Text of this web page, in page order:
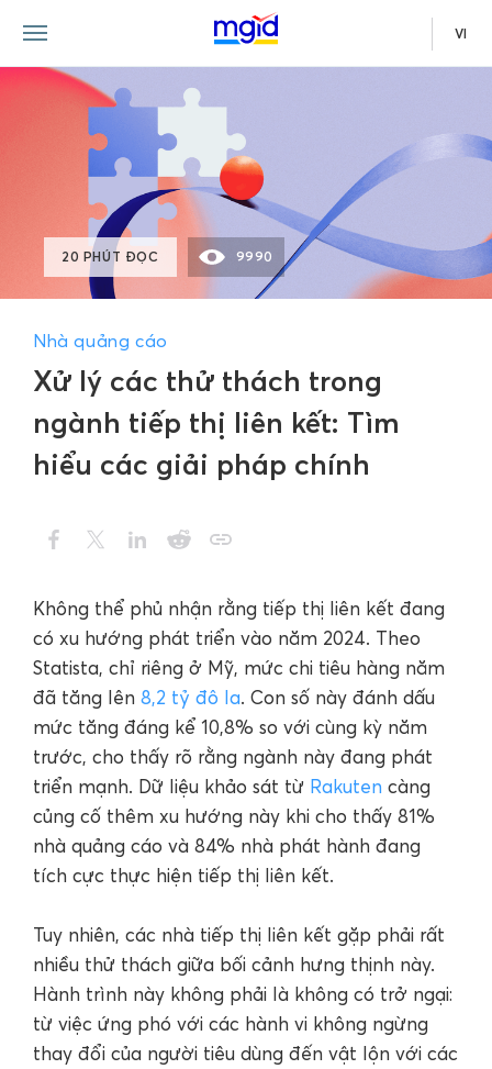
VI
Xử lý các thử thách trong
ngành tiếp thị liên kết: Tìm
hiểu các giải pháp chính
Nhà quảng cáo
20 PHÚT ĐỌC 9990
Không thể phủ nhận rằng tiếp thị liên kết đang
có xu hướng phát triển vào năm 2024. Theo
Statista, chỉ riêng ở Mỹ, mức chi tiêu hàng năm
đã tăng lên 8,2 tỷ đô la. Con số này đánh dấu
mức tăng đáng kể 10,8% so với cùng kỳ năm
trước, cho thấy rõ rằng ngành này đang phát
triển mạnh. Dữ liệu khảo sát từ Rakuten càng
củng cố thêm xu hướng này khi cho thấy 81%
nhà quảng cáo và 84% nhà phát hành đang
tích cực thực hiện tiếp thị liên kết.
Tuy nhiên, các nhà tiếp thị liên kết gặp phải rất
nhiều thử thách giữa bối cảnh hưng thịnh này.
Hành trình này không phải là không có trở ngại:
từ việc ứng phó với các hành vi không ngừng
thay đổi của người tiêu dùng đến vật lộn với các